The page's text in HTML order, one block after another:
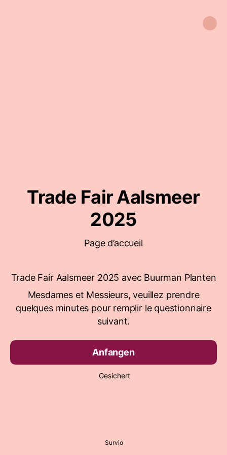
Trade Fair Aalsmeer
2025
Page d’accueil
Trade Fair Aalsmeer 2025 avec Buurman Planten
Mesdames et Messieurs, veuillez prendre
quelques minutes pour remplir le questionnaire
suivant.
Anfangen
Gesichert
Survio